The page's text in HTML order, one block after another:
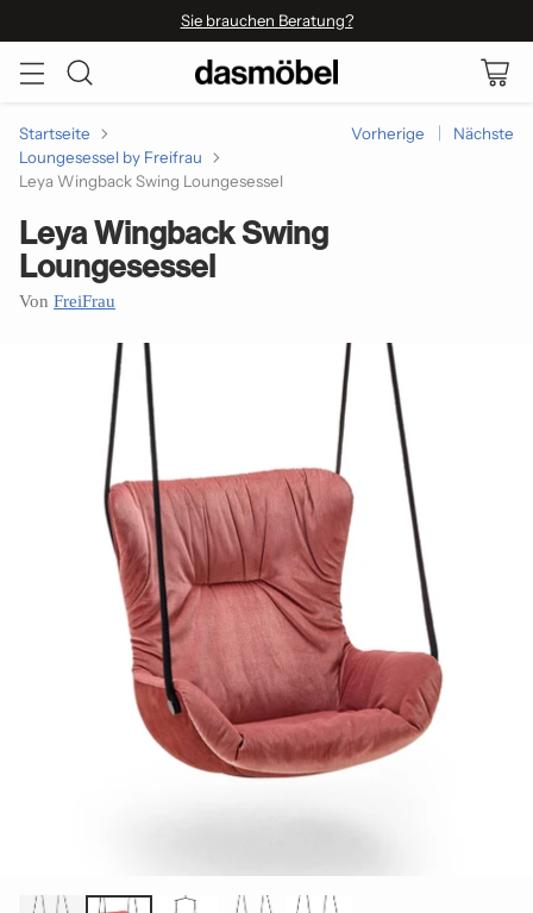
Sie brauchen Beratung?
Startseite
Loungesessel by Freifrau
Leya Wingback Swing Loungesessel
Vorherige Nächste
Leya Wingback Swing
Loungesessel
Von FreiFrau